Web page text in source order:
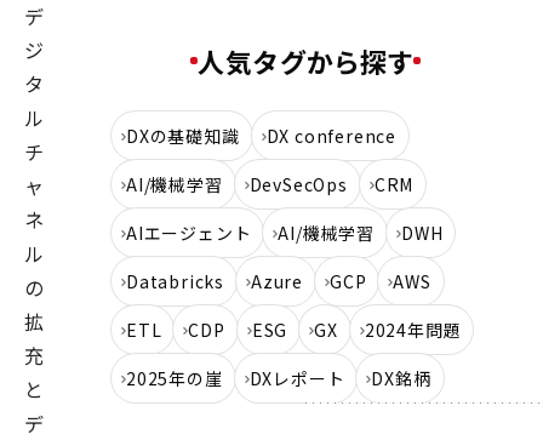
デ
ジ
タ
ル
チ
ャ
ネ
ル
の
拡
充
と
デ
人気タグから探す
DXの基礎知識
DX conference
AI/機械学習
DevSecOps
CRM
AIエージェント
AI/機械学習
DWH
Databricks
Azure GCP
AWS
ETL
CDP ESG GX
2024年問題
2025年の崖
DXレポート DX銘柄